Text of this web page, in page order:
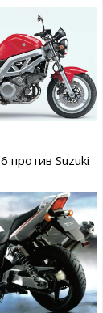
против Suzuki